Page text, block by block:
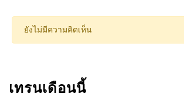
ยังไม่มีความคิดเห็น
เทรนเดือนนี้